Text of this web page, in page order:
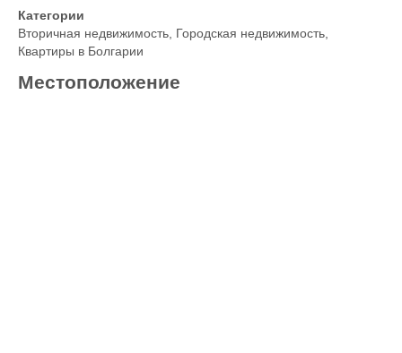
Категории
Вторичная недвижимость, Городская недвижимость,
Квартиры в Болгарии
Местоположение